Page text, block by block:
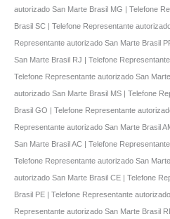
autorizado San Marte Brasil MG | Telefone
Brasil SC | Telefone Representante
Representante autorizado San Marte Brasil
San Marte Brasil RJ | Telefone
Telefone Representante autorizado San
autorizado San Marte Brasil MS | Telefone
Brasil GO | Telefone Representante
Representante autorizado San Marte Brasil
San Marte Brasil AC | Telefone
Telefone Representante autorizado San
autorizado San Marte Brasil CE | Telefone
Brasil PE | Telefone Representante
Representante autorizado San Marte Brasil